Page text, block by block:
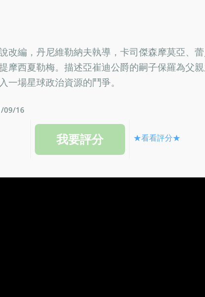
改編，丹尼維勒納夫執導，卡司傑森摩莫亞、
摩西夏勒梅。描述亞崔迪公爵的嗣子保羅為父親
一場星球政治資源的鬥爭。
09/16
★看看評分★